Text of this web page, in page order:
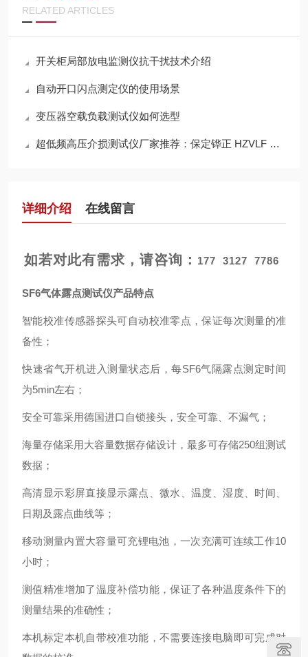
RELATED ARTICLES
开关柜局部放电监测仪抗干扰技术介绍
自动开口闪点测定仪的使用场景
变压器空载负载测试仪如何选型
超低频高压介损测试仪厂家推荐：保定铧正 HZVLF 系列
详细介绍 在线留言
如若对此有需求，请咨询： 177 3127 7786
SF6气体露点测试仪产品特点
智能校准传感器探头可自动校准零点，保证每次测量的准
备性；
快速省气开机进入测量状态后，每SF6气隔露点测定时间
为5min左右；
安全可靠采用德国进口自锁接头，安全可靠、不漏气；
海量存储采用大容量数据存储设计，最多可存储250组测试
数据；
高清显示彩屏直接显示露点、微水、温度、湿度、时间、
日期及露点曲线等；
移动测量内置大容量可充锂电池，一次充满可连续工作10
小时；
测值精准增加了温度补偿功能，保证了各种温度条件下的
测量结果的准确性；
本机标定本机自带校准功能，不需要连接电脑即可完成对